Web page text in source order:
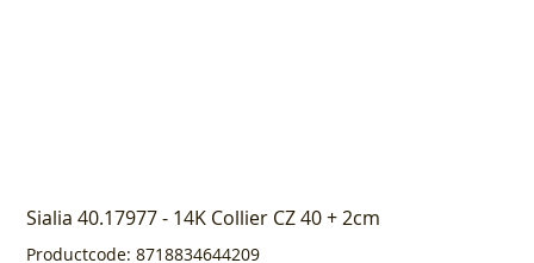
Sialia 40.17977 - 14K Collier CZ 40 + 2cm
Productcode: Productcode
8718834644209